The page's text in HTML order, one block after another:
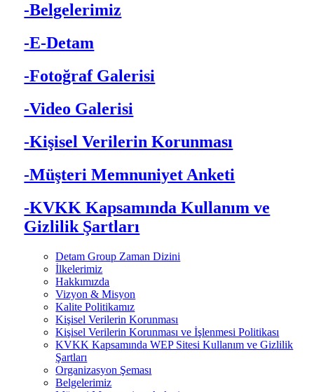
-Belgelerimiz
-E-Detam
-Fotoğraf Galerisi
-Video Galerisi
-Kişisel Verilerin Korunması
-Müşteri Memnuniyet Anketi
-KVKK Kapsamında Kullanım ve
Gizlilik Şartları
Detam Group Zaman Dizini
İlkelerimiz
Hakkımızda
Vizyon & Misyon
Kalite Politikamız
Kişisel Verilerin Korunması
Kişisel Verilerin Korunması ve İşlenmesi Politikası
KVKK Kapsamında WEP Sitesi Kullanım ve Gizlilik
Şartları
Organizasyon Şeması
Belgelerimiz